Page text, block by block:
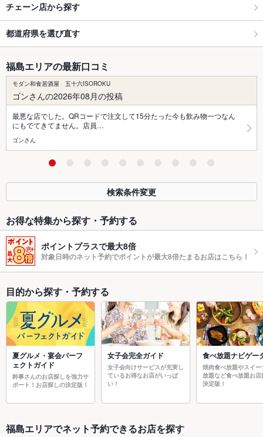
チェーン店から探す
都道府県を選び直す
福島エリアの最新口コミ
モダン和食居酒屋 五十六ISOROKU
ゴンさんの2026年08月の投稿
最悪な店でした。QRコードで注文して15分たった今も飲み物一つなん
にもでてきてません。店員…
ゴンさん
検索条件変更
お得な特集から探す・予約する
ポイントプラスで最大8倍
対象日時のネット予約でポイントが最大8倍たまるお店はこちら！
目的から探す・予約する
夏グルメ・宴会パーフ
ェクトガイド
幹事さんのお店探しを強力サ
ポート！お店探しの決定版！
女子会完全ガイド
女子会向けサービスが充実し
ているお得なお店がいっぱ
い！
食べ放題ナビゲー
焼肉食べ放題やスイー
放題など食べ放題お店
決定版！
福島エリアでネット予約できるお店を探す